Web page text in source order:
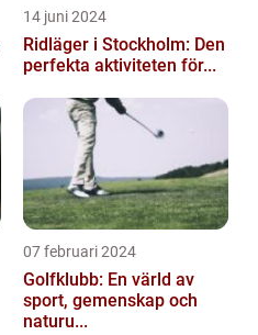
14 juni 2024
Ridläger i Stockholm: Den
perfekta aktiviteten för...
07 februari 2024
Golfklubb: En värld av
sport, gemenskap och
naturu...